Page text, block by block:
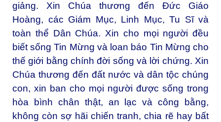
giảng. Xin Chúa thương đến Đức Giáo
Hoàng, các Giám Mục, Linh Mục, Tu Sĩ và
toàn thể Dân Chúa. Xin cho mọi người đều
biết sống Tin Mừng và loan báo Tin Mừng cho
thế giới bằng chính đời sống và lời chứng. Xin
Chúa thương đến đất nước và dân tộc chúng
con, xin ban cho mọi người được sống trong
hòa bình chân thật, an lạc và công bằng,
không còn sợ hãi chiến tranh, chia rẽ hay bất